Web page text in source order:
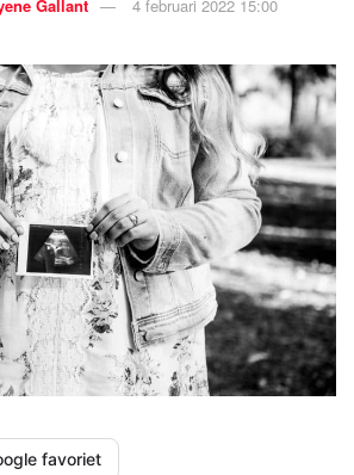
Gallant
4 februari 2022 15:00
favoriet